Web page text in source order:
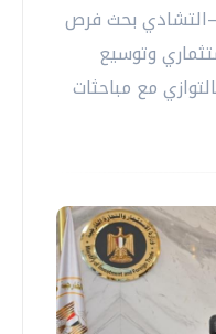
بحث فرص
وتوسيع
مع مباحثات